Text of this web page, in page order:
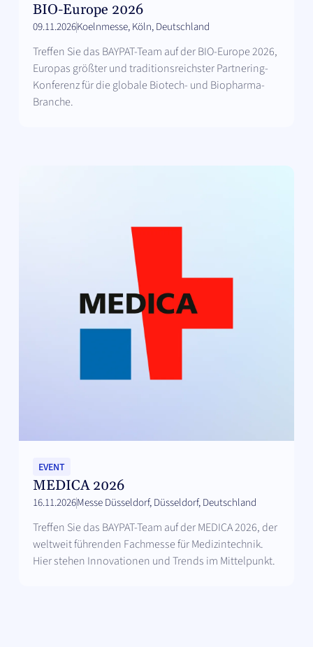
BIO-Europe 2026
09.11.2026Koelnmesse, Köln, Deutschland
Treffen Sie das BAYPAT-Team auf der BIO-Europe 2026,
Europas größter und traditionsreichster Partnering-
Konferenz für die globale Biotech- und Biopharma-
Branche.
EVENT
MEDICA 2026
16.11.2026Messe Düsseldorf, Düsseldorf, Deutschland
Treffen Sie das BAYPAT-Team auf der MEDICA 2026, der
weltweit führenden Fachmesse für Medizintechnik.
Hier stehen Innovationen und Trends im Mittelpunkt.